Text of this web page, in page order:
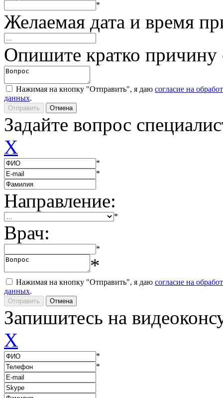
*
Желаемая дата и время
Опишите кратко
Нажимая на кнопку "Отправить", я даю согласие на
данных.
Задайте вопрос
X
*
*
Направление:
*
Врач:
*
*
Нажимая на кнопку "Отправить", я даю согласие на
данных.
Запишитесь на
X
*
*